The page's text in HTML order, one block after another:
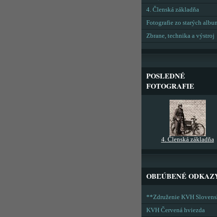
4. Členská základňa
Fotografie zo starých
Zbrane, technika a výstroj
POSLEDNÉ
FOTOGRAFIE
4. Členská základňa
OBĽÚBENÉ
**Združenie KVH
KVH Červená hviezda